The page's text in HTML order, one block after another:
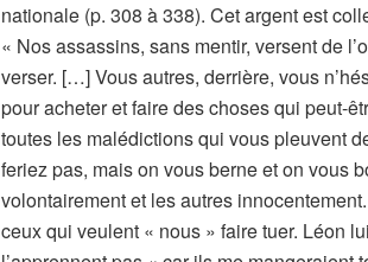
nationale (p. 308 à 338). Cet argent est
« Nos assassins, sans mentir, versent de
verser. […] Vous autres, derrière, vous
pour acheter et faire des choses qui peut-
toutes les malédictions qui vous pleuvent
feriez pas, mais on vous berne et on vous
volontairement et les autres
ceux qui veulent « nous » faire tuer. Léon